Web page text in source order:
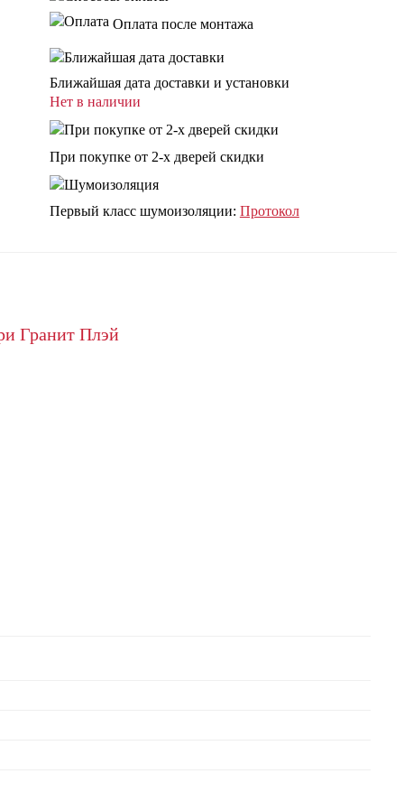
Оплата после монтажа
Ближайшая дата доставки и установки
Нет в наличии
При покупке от 2-х дверей скидки
Первый класс шумоизоляции: Протокол
Гранит Плэй